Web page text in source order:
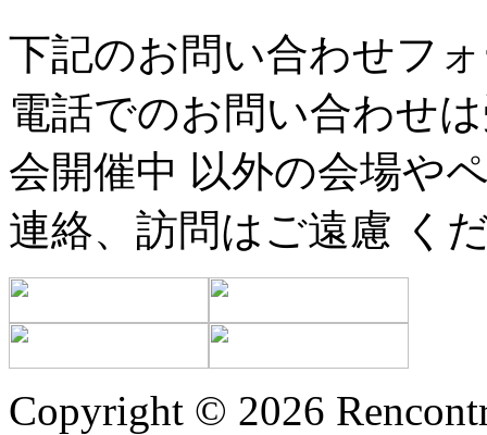
下記のお問い合わせフ
電話でのお問い合わせ
会開催中 以外の会場や
連絡、訪問はご遠慮 く
Copyright © 2026